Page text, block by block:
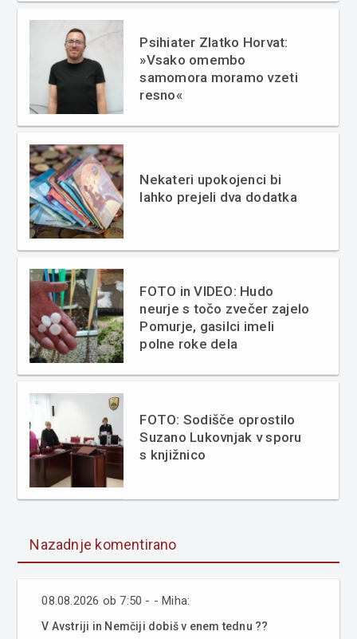
Psihiater Zlatko Horvat:
»Vsako omembo
samomora moramo vzeti
resno«
Nekateri upokojenci bi
lahko prejeli dva dodatka
FOTO in VIDEO: Hudo
neurje s točo zvečer zajelo
Pomurje, gasilci imeli
polne roke dela
FOTO: Sodišče oprostilo
Suzano Lukovnjak v sporu
s knjižnico
Nazadnje komentirano
08.08.2026 ob 7:50 - - Miha:
V Avstriji in Nemčiji dobiš v enem tednu ??